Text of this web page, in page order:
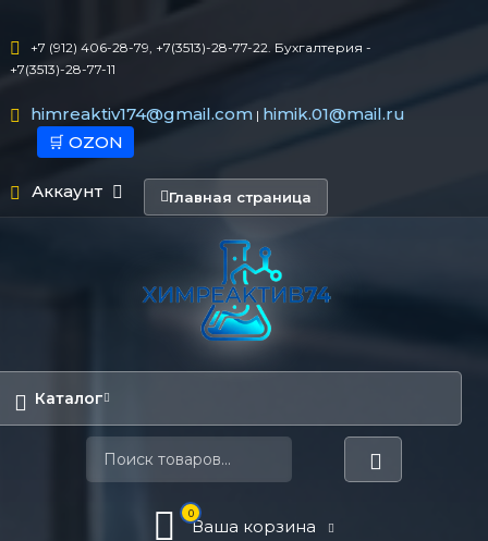
+7 (912) 406-28-79, +7(3513)-28-77-22. Бухгалтерия -
+7(3513)-28-77-11
himreaktiv174@gmail.com| himik.01@mail.ru
🛒 OZON
Аккаунт Главная страница
Каталог
0
Ваша корзина